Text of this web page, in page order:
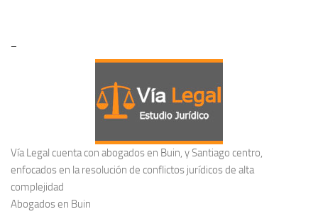
–
Vía Legal cuenta con abogados en Buin, y Santiago centro,
enfocados en la resolución de conflictos jurídicos de alta
complejidad
Abogados en Buin